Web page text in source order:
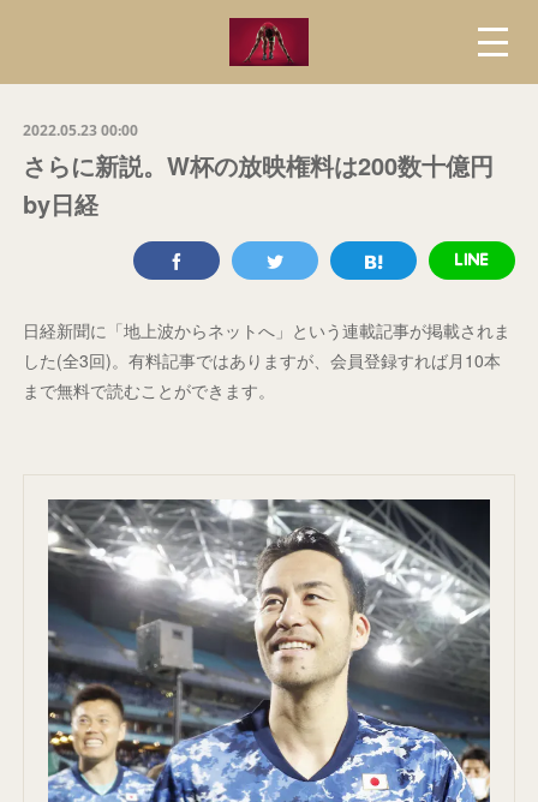
2022.05.23 00:00
さらに新説。W杯の放映権料は200数十億円
by日経
日経新聞に「地上波からネットへ」という連載記事が掲載されま
した(全3回)。有料記事ではありますが、会員登録すれば月10本
まで無料で読むことができます。